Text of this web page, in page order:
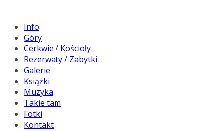
Info
Góry
Cerkwie / Kościoły
Rezerwaty / Zabytki
Galerie
Książki
Muzyka
Takie tam
Fotki
Kontakt